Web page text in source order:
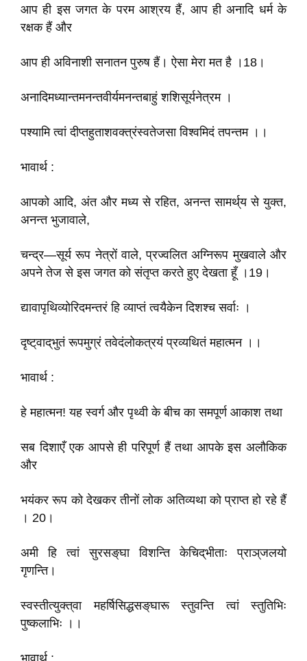
आप ही इस जगत के परम आश्रय हैं, आप ही अनादि धर्म के
रक्षक हैं और
आप ही अविनाशी सनातन पुरुष हैं। ऐसा मेरा मत है ।18।
अनादिमध्यान्तमनन्तवीर्यमनन्तबाहुं शशिसूर्यनेत्रम ।
पश्यामि त्वां दीप्तहुताशवक्त्रंस्वतेजसा विश्वमिदं तपन्तम ।।
भावार्थ :
आपको आदि, अंत और मध्य से रहित, अनन्त सामर्थ्‌य से युक्त,
अनन्त भुजावाले,
चन्द्र—सूर्य रूप नेत्रों वाले, प्रज्वलित अग्निरूप मुखवाले और
अपने तेज से इस जगत को संतृप्त करते हुए देखता हूँ ।19।
द्यावापृथिव्योरिदमन्तरं हि व्याप्तं त्वयैकेन दिशश्च सर्वाः ।
दृष्ट्‌वाद्‌भुतं रूपमुग्रं तवेदंलोकत्रयं प्रव्यथितं महात्मन ।।
भावार्थ :
हे महात्मन! यह स्वर्ग और पृथ्वी के बीच का समपूर्ण आकाश तथा
सब दिशाएँ एक आपसे ही परिपूर्ण हैं तथा आपके इस अलौकिक
और
भयंकर रूप को देखकर तीनों लोक अतिव्यथा को प्राप्त हो रहे हैं
। 20।
अमी हि त्वां सुरसङ्‌घा विशन्ति केचिद्‌भीताः प्राञ्‌जलयो
गृणन्ति।
स्वस्तीत्युक्त्‌वा महर्षिसिद्धसङ्‌घारू स्तुवन्ति त्वां स्तुतिभिः
पुष्कलाभिः ।।
भावार्थ :